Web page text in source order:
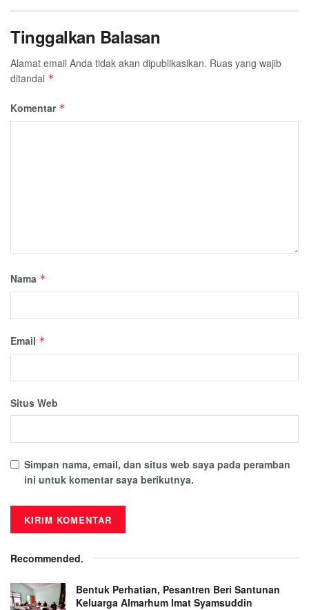
Tinggalkan Balasan
Alamat email Anda tidak akan dipublikasikan. Ruas yang wajib
ditandai *
Komentar *
Nama *
Email *
Situs Web
Simpan nama, email, dan situs web saya pada peramban
ini untuk komentar saya berikutnya.
Recommended.
Bentuk Perhatian, Pesantren Beri Santunan
Keluarga Almarhum Imat Syamsuddin